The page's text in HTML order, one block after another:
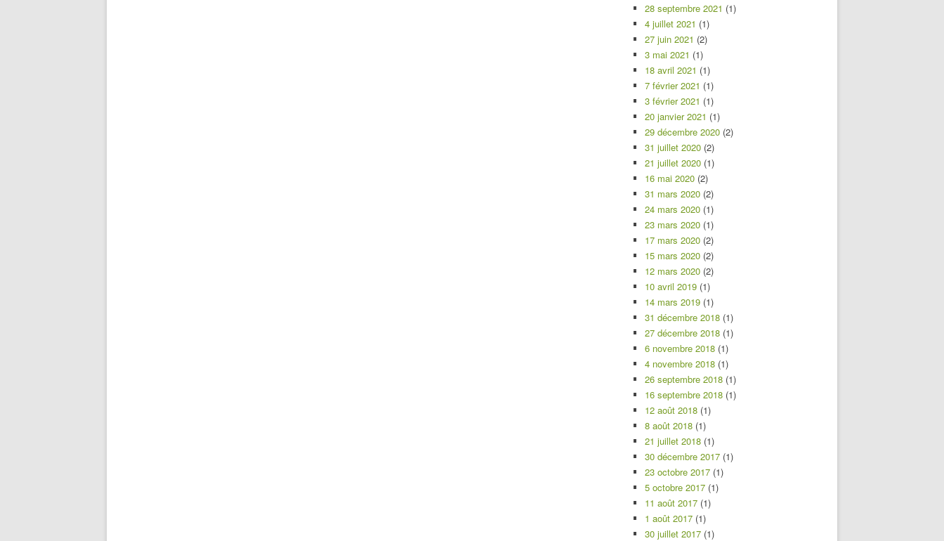
28 septembre 2021 (1)
4 juillet 2021 (1)
27 juin 2021 (2)
3 mai 2021 (1)
18 avril 2021 (1)
7 février 2021 (1)
3 février 2021 (1)
20 janvier 2021 (1)
29 décembre 2020 (2)
31 juillet 2020 (2)
21 juillet 2020 (1)
16 mai 2020 (2)
31 mars 2020 (2)
24 mars 2020 (1)
23 mars 2020 (1)
17 mars 2020 (2)
15 mars 2020 (2)
12 mars 2020 (2)
10 avril 2019 (1)
14 mars 2019 (1)
31 décembre 2018 (1)
27 décembre 2018 (1)
6 novembre 2018 (1)
4 novembre 2018 (1)
26 septembre 2018 (1)
16 septembre 2018 (1)
12 août 2018 (1)
8 août 2018 (1)
21 juillet 2018 (1)
30 décembre 2017 (1)
23 octobre 2017 (1)
5 octobre 2017 (1)
11 août 2017 (1)
1 août 2017 (1)
30 juillet 2017 (1)